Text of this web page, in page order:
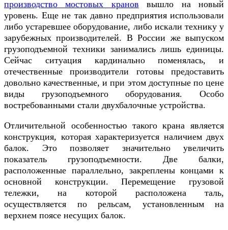
производство мостовых кранов вышло на новый
уровень. Еще не так давно предприятия использовали
либо устаревшее оборудование, либо искали технику у
зарубежных производителей. В России же выпуском
грузоподъемной техники занимались лишь единицы.
Сейчас ситуация кардинально поменялась, и
отечественные производители готовы предоставить
довольно качественные, и при этом доступные по цене
виды грузоподъемного оборудования. Особо
востребованными стали двухбалочные устройства.
Отличительной особенностью такого крана является
конструкция, которая характеризуется наличием двух
балок. Это позволяет значительно увеличить
показатель грузоподъемности. Две балки,
расположенные параллельно, закреплены концами к
основной конструкции. Перемещение грузовой
тележки, на которой расположена таль,
осуществляется по рельсам, установленным на
верхнем поясе несущих балок.